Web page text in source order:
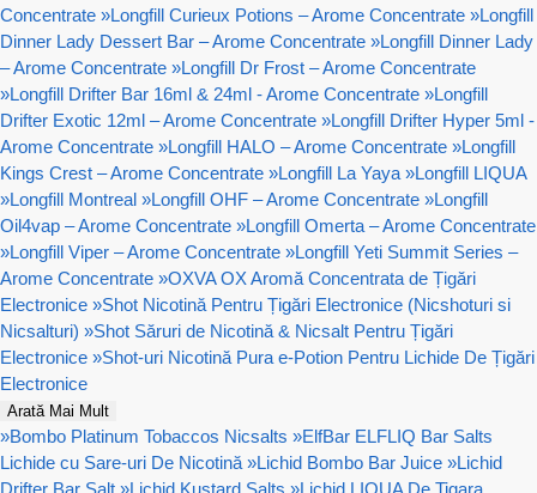
Concentrate »Longfill Curieux Potions – Arome Concentrate »Longfill
Dinner Lady Dessert Bar – Arome Concentrate »Longfill Dinner Lady
– Arome Concentrate »Longfill Dr Frost – Arome Concentrate
»Longfill Drifter Bar 16ml & 24ml - Arome Concentrate »Longfill
Drifter Exotic 12ml – Arome Concentrate »Longfill Drifter Hyper 5ml -
Arome Concentrate »Longfill HALO – Arome Concentrate »Longfill
Kings Crest – Arome Concentrate »Longfill La Yaya »Longfill LIQUA
»Longfill Montreal »Longfill OHF – Arome Concentrate »Longfill
Oil4vap – Arome Concentrate »Longfill Omerta – Arome Concentrate
»Longfill Viper – Arome Concentrate »Longfill Yeti Summit Series –
Arome Concentrate »OXVA OX Aromă Concentrata de Țigări
Electronice »Shot Nicotină Pentru Țigări Electronice (Nicshoturi si
Nicsalturi) »Shot Săruri de Nicotină & Nicsalt Pentru Țigări
Electronice »Shot-uri Nicotină Pura e-Potion Pentru Lichide De Țigări
Electronice
Arată Mai Mult
»Bombo Platinum Tobaccos Nicsalts »ElfBar ELFLIQ Bar Salts
Lichide cu Sare-uri De Nicotină »Lichid Bombo Bar Juice »Lichid
Drifter Bar Salt »Lichid Kustard Salts »Lichid LIQUA De Tigara